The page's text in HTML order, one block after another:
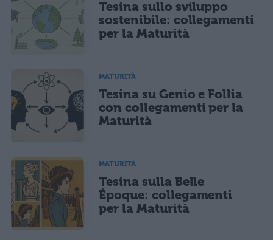
Tesina sullo sviluppo
sostenibile: collegamenti
per la Maturità
MATURITÀ
Tesina su Genio e Follia
con collegamenti per la
Maturità
MATURITÀ
Tesina sulla Belle
Époque: collegamenti
per la Maturità